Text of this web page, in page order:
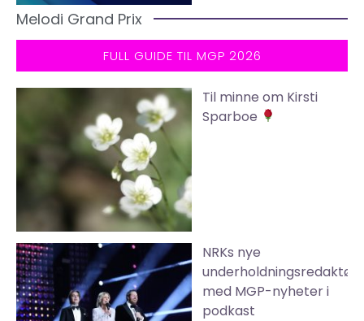
Melodi Grand Prix
FULL GUIDE TIL MGP 2026
Til minne om Kirsti
Sparboe
NRKs nye
underholdningsredaktør
med MGP-nyheter i
podkast